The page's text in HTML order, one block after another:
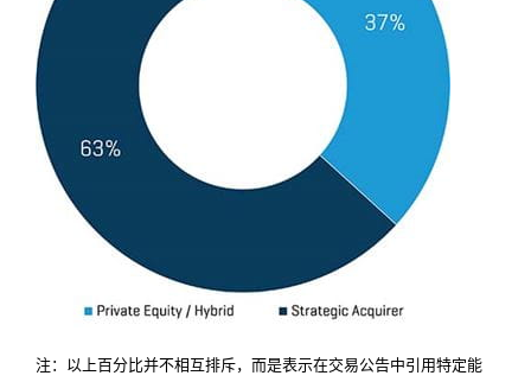
注：以上百分比并不相互排斥，而是表示在交易公告中引用特定能